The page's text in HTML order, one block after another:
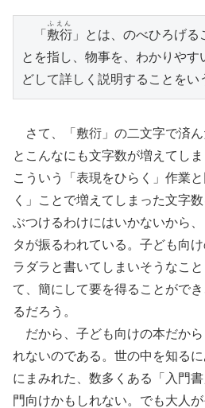
「敷衍
ふえん
」とは、のべひろげ
とを指し、物事を、わかりや
どして詳しく説明することをい
さて、「敷衍」の二文字で済
とこんなにも文字数が増えてし
こういう「表現をひらく」作業
く」ことで増えてしまった文字
ぶつけるわけにはいかないから
タが振るわれている。子ども向
ラダラと書いてしまいそうなこ
て、簡にして要を得ることがで
るだろう。
だから、子ども向けの本だか
れないのである。世の中を知る
にまみれた、数多くある「入門
門向けかもしれない。でも大人